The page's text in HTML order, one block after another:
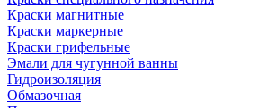
Краски магнитные
Краски маркерные
Краски грифельные
Эмали для чугунной ванны
Гидроизоляция
Обмазочная